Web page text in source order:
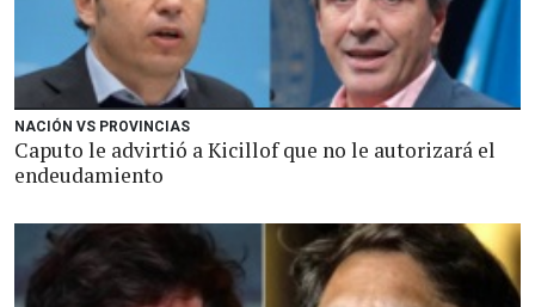
NACIÓN VS PROVINCIAS
Caputo le advirtió a Kicillof que no le autorizará el
endeudamiento